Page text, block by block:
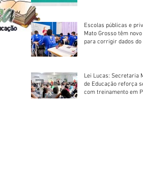
Escolas públicas e
Mato Grosso têm
para corrigir dados do
Lei Lucas: Secretaria
de Educação reforça
com treinamento em